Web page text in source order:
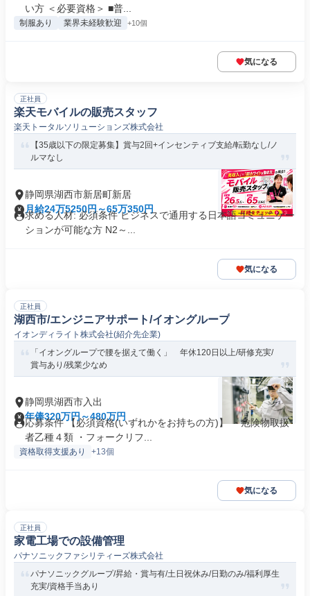
い方 ＜必要資格＞ ■普...
制服あり 業界未経験歓迎 +10個
気になる
正社員
楽天モバイルの販売スタッフ
楽天トータルソリューションズ株式会社
【35歳以下の限定募集】賞与2回+インセンティブ支給/転勤なし/ノ
ルマなし
静岡県湖西市新居町新居
月給24万5250円～65万350円
求める人材: 必須条件 ビジネスで通用する日本語コミュニケー
ションが可能な方 N2～...
気になる
正社員
湖西市/エンジニアサポート/イオングループ
イオンディライト株式会社(紹介先企業)
「イオングループで腰を据えて働く」 年休120日以上/研修充実/
賞与あり/残業少なめ
静岡県湖西市入出
年俸320万円～480万円
応募条件 【必須資格(いずれかをお持ちの方)】 ・危険物取扱
者乙種４類 ・フォークリフ...
資格取得支援あり +13個
気になる
正社員
家電工場での設備管理
パナソニックファシリティーズ株式会社
パナソニックグループ/昇給・賞与有/土日祝休み/日勤のみ/福利厚生
充実/資格手当あり